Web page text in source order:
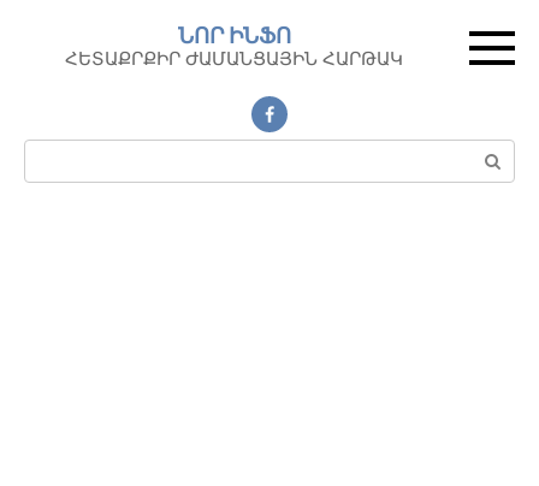
контенту
ՆՈՐ ԻՆՖՈ
ՀԵՏԱՔՐՔԻՐ ԺԱՄԱՆՑԱՅԻՆ ՀԱՐԹԱԿ
Поиск: